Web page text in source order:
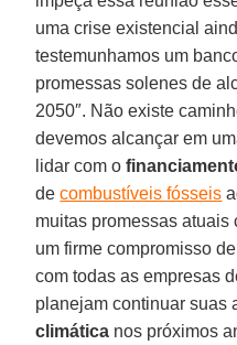
uma crise existencial
testemunhamos um
promessas solenes de
2050″. Não existe
devemos alcançar em
lidar com o
decombustíveis fósseis
muitas promessas atuais
um firme compromisso
com todas as empresas
planejam continuar suas
climática nos próximos